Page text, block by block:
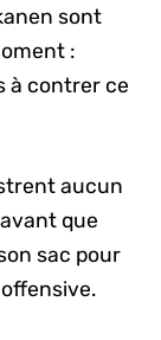
sont
:
à contrer ce
aucun
que
sac pour